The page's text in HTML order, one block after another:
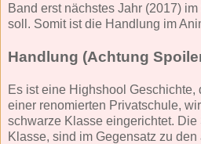
Band erst nächstes Jahr (2017)
soll. Somit ist die Handlung im
Handlung (Achtung
Es ist eine Highshool Geschichte,
einer renomierten Privatschule,
schwarze Klasse eingerichtet.
Klasse, sind im Gegensatz zu